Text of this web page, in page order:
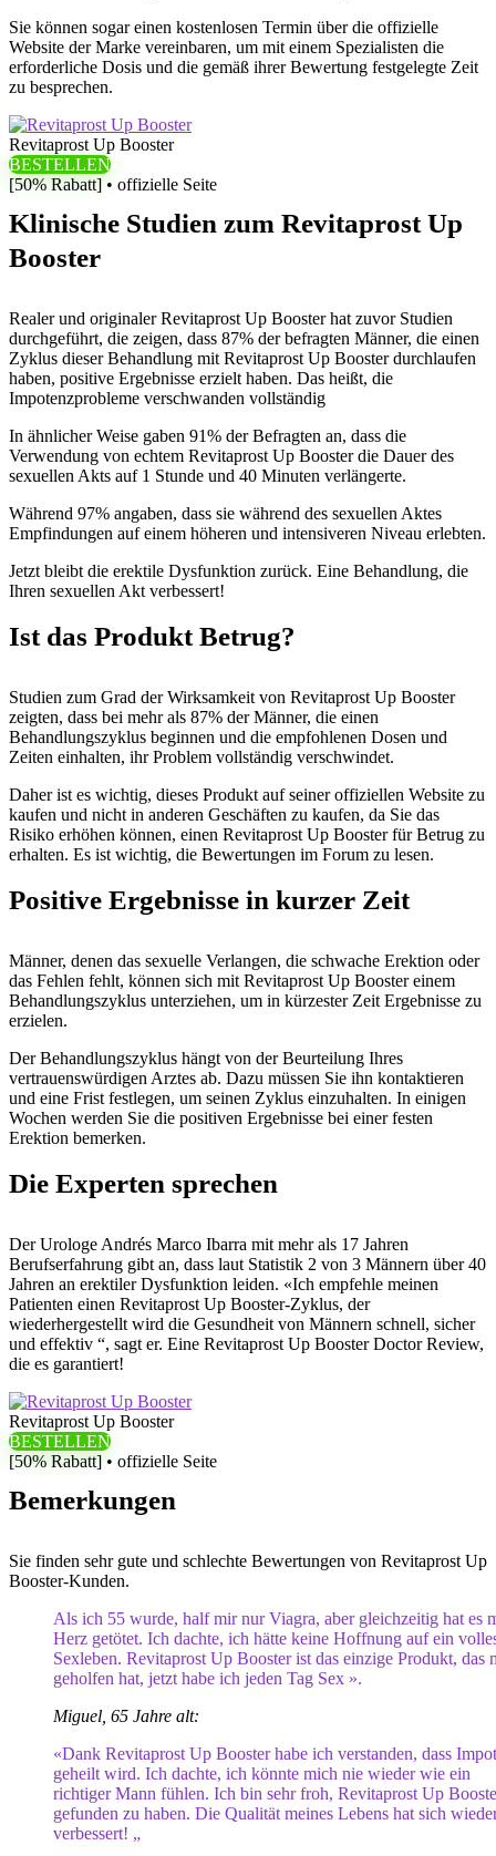
Sie können sogar einen kostenlosen Termin über die offizielle
Website der Marke vereinbaren, um mit einem Spezialisten die
erforderliche Dosis und die gemäß ihrer Bewertung festgelegte Zeit
zu besprechen.
Revitaprost Up Booster
BESTELLEN
[50% Rabatt] • offizielle Seite
Klinische Studien zum Revitaprost Up
Booster
Realer und originaler Revitaprost Up Booster hat zuvor Studien
durchgeführt, die zeigen, dass 87% der befragten Männer, die einen
Zyklus dieser Behandlung mit Revitaprost Up Booster durchlaufen
haben, positive Ergebnisse erzielt haben. Das heißt, die
Impotenzprobleme verschwanden vollständig
In ähnlicher Weise gaben 91% der Befragten an, dass die
Verwendung von echtem Revitaprost Up Booster die Dauer des
sexuellen Akts auf 1 Stunde und 40 Minuten verlängerte.
Während 97% angaben, dass sie während des sexuellen Aktes
Empfindungen auf einem höheren und intensiveren Niveau erlebten.
Jetzt bleibt die erektile Dysfunktion zurück. Eine Behandlung, die
Ihren sexuellen Akt verbessert!
Ist das Produkt Betrug?
Studien zum Grad der Wirksamkeit von Revitaprost Up Booster
zeigten, dass bei mehr als 87% der Männer, die einen
Behandlungszyklus beginnen und die empfohlenen Dosen und
Zeiten einhalten, ihr Problem vollständig verschwindet.
Daher ist es wichtig, dieses Produkt auf seiner offiziellen Website zu
kaufen und nicht in anderen Geschäften zu kaufen, da Sie das
Risiko erhöhen können, einen Revitaprost Up Booster für Betrug zu
erhalten. Es ist wichtig, die Bewertungen im Forum zu lesen.
Positive Ergebnisse in kurzer Zeit
Männer, denen das sexuelle Verlangen, die schwache Erektion oder
das Fehlen fehlt, können sich mit Revitaprost Up Booster einem
Behandlungszyklus unterziehen, um in kürzester Zeit Ergebnisse zu
erzielen.
Der Behandlungszyklus hängt von der Beurteilung Ihres
vertrauenswürdigen Arztes ab. Dazu müssen Sie ihn kontaktieren
und eine Frist festlegen, um seinen Zyklus einzuhalten. In einigen
Wochen werden Sie die positiven Ergebnisse bei einer festen
Erektion bemerken.
Die Experten sprechen
Der Urologe Andrés Marco Ibarra mit mehr als 17 Jahren
Berufserfahrung gibt an, dass laut Statistik 2 von 3 Männern über 40
Jahren an erektiler Dysfunktion leiden. «Ich empfehle meinen
Patienten einen Revitaprost Up Booster-Zyklus, der
wiederhergestellt wird die Gesundheit von Männern schnell, sicher
und effektiv “, sagt er. Eine Revitaprost Up Booster Doctor Review,
die es garantiert!
Revitaprost Up Booster
BESTELLEN
[50% Rabatt] • offizielle Seite
Bemerkungen
Sie finden sehr gute und schlechte Bewertungen von Revitaprost Up
Booster-Kunden.
Als ich 55 wurde, half mir nur Viagra, aber gleichzeitig hat es
Herz getötet. Ich dachte, ich hätte keine Hoffnung auf ein
Sexleben. Revitaprost Up Booster ist das einzige Produkt, das
geholfen hat, jetzt habe ich jeden Tag Sex ».
Miguel, 65 Jahre alt:
«Dank Revitaprost Up Booster habe ich verstanden, dass
geheilt wird. Ich dachte, ich könnte mich nie wieder wie ein
richtiger Mann fühlen. Ich bin sehr froh, Revitaprost Up
gefunden zu haben. Die Qualität meines Lebens hat sich
verbessert! „